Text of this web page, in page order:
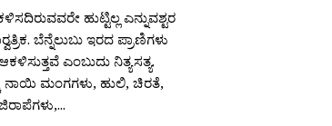
ಹುಟ್ಟಿಲ್ಲ ಎನ್ನುವಶ್ಟರ
ಬೆನ್ನೆಲುಬು ಇರದ ಪ್ರಾಣಿಗಳು
ಎಂಬುದು ನಿತ್ಯಸತ್ಯ.
ನಾಯಿ ಮಂಗಗಳು, ಹುಲಿ, ಚಿರತೆ,